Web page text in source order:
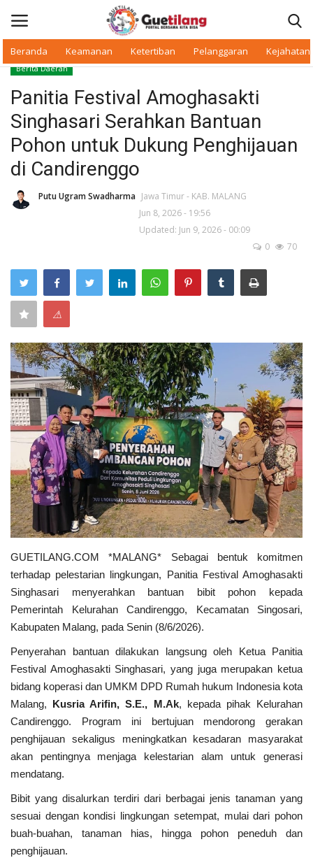
Beranda Keamanan Ketertiban Pelanggaran Kejahatan
Beranda
Daerah
Makan Bergizi
Pelanggaran
Ketertiban
Kejahatan
Cybers Event
UMKM & Ekonomi Kreatif
Pekerja Migran Indonesia
Ekonomi
Pendidikan
Informasi Journalism
Olahraga
Kesehatan
Layanan Publik
Perempuan/Anak
Berita Daerah
Panitia Festival Amoghasakti
Singhasari Serahkan Bantuan
Pohon untuk Dukung Penghijauan
di Candirenggo
Putu Ugram Swadharma Jawa Timur - KAB. MALANG
Jun 8, 2026 - 19:56
Updated: Jun 9, 2026 - 00:09
0
70
⚠
GUETILANG.COM *MALANG* Sebagai bentuk komitmen
terhadap pelestarian lingkungan, Panitia Festival Amoghasakti
Singhasari menyerahkan bantuan bibit pohon kepada
Pemerintah Kelurahan Candirenggo, Kecamatan Singosari,
Kabupaten Malang, pada Senin (8/6/2026).
Penyerahan bantuan dilakukan langsung oleh Ketua Panitia
Festival Amoghasakti Singhasari, yang juga merupakan ketua
bidang koperasi dan UMKM DPD Rumah hukum Indonesia kota
Malang, Kusria Arifin, S.E., M.Ak, kepada pihak Kelurahan
Candirenggo. Program ini bertujuan mendorong gerakan
penghijauan sekaligus meningkatkan kesadaran masyarakat
akan pentingnya menjaga kelestarian alam untuk generasi
mendatang.
Bibit yang disalurkan terdiri dari berbagai jenis tanaman yang
sesuai dengan kondisi lingkungan setempat, mulai dari pohon
buah-buahan, tanaman hias, hingga pohon peneduh dan
penghijauan.